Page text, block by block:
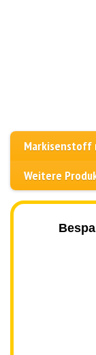
Markisenstoff
Weitere